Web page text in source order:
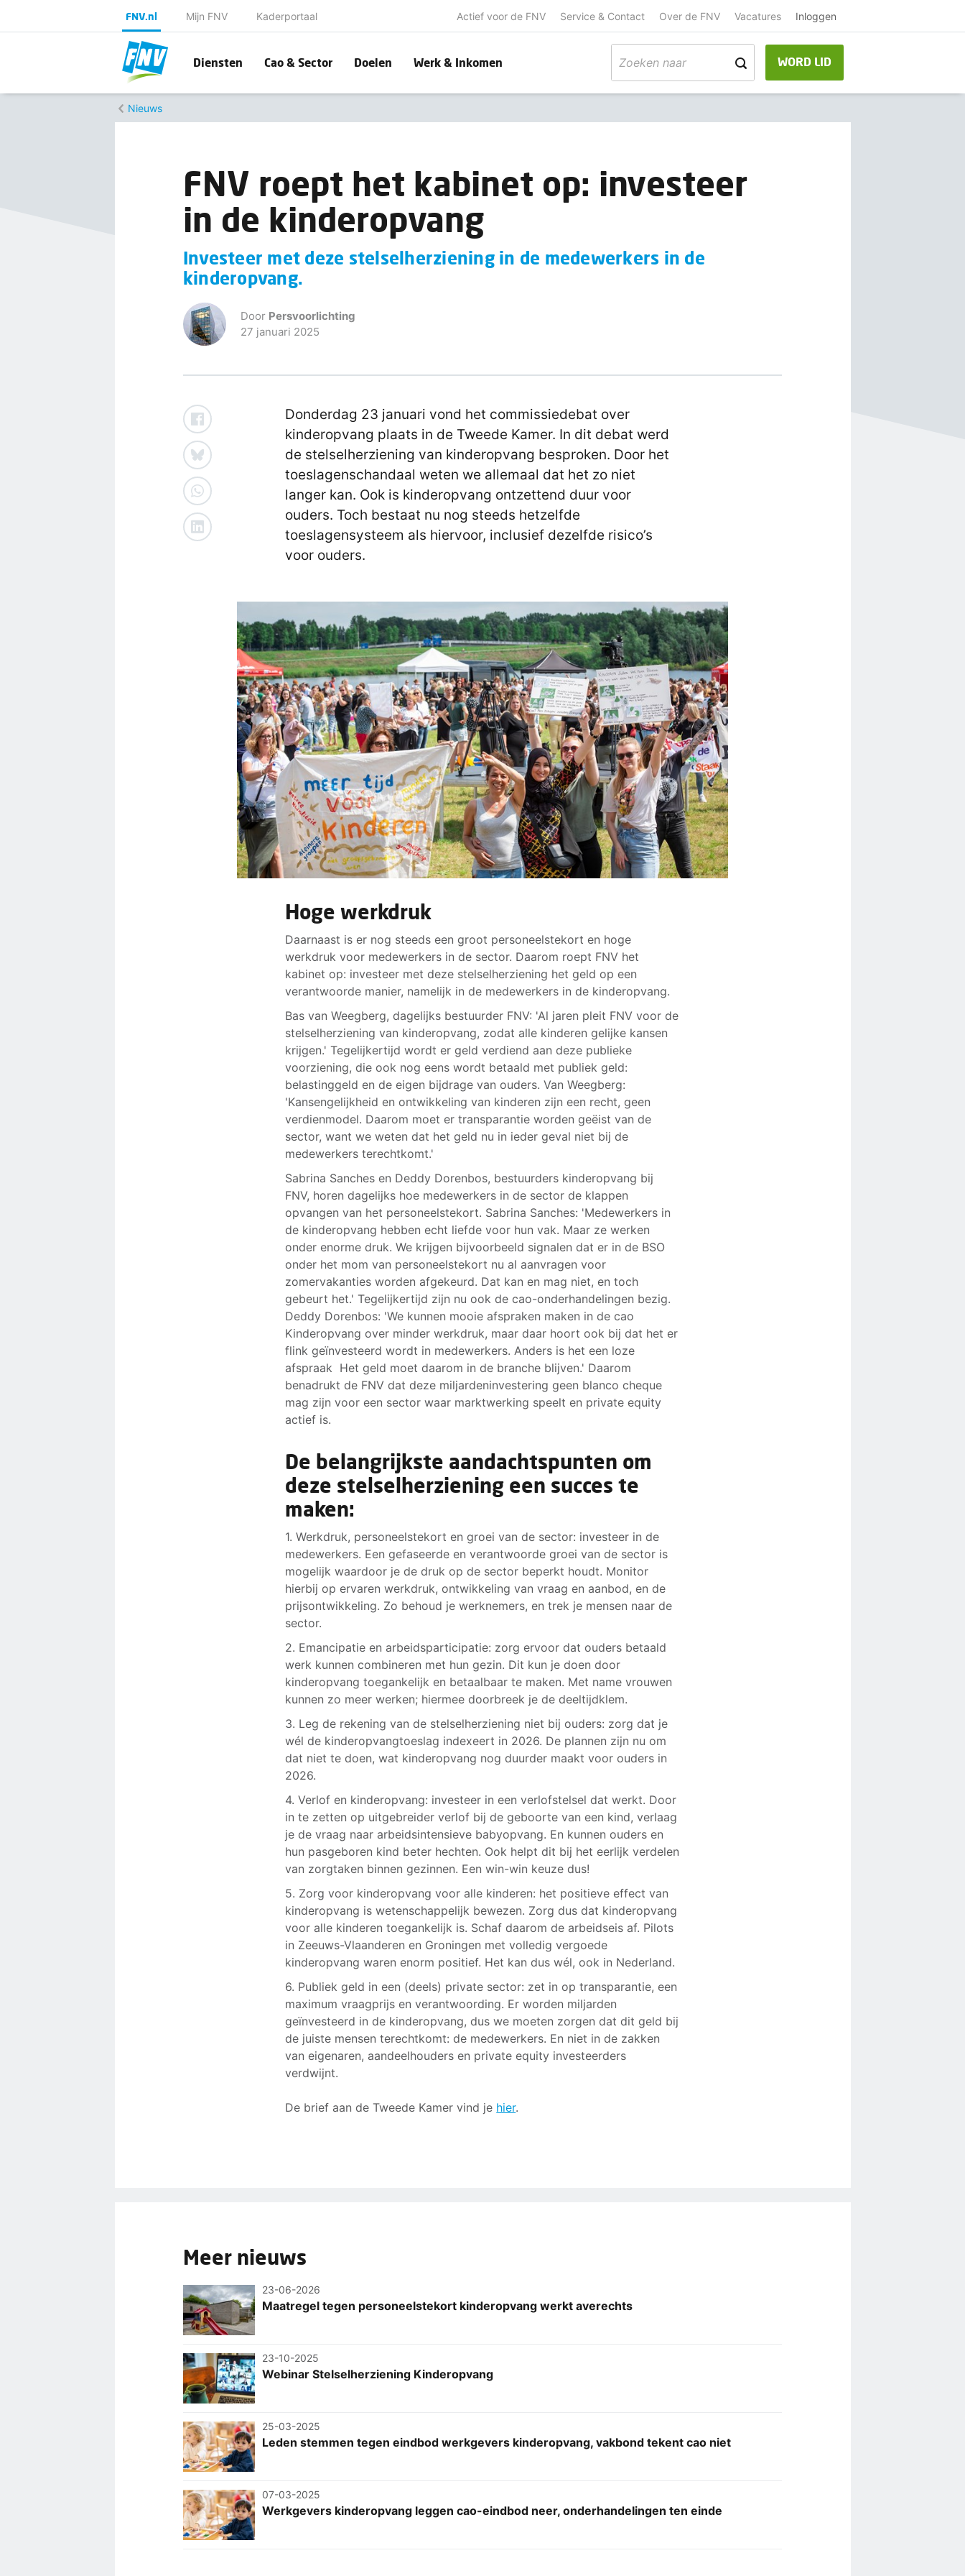
FNV.nl Mijn FNV Kaderportaal Actief voor de FNV Service & Contact Over de FNV Vacatures Inloggen
Diensten Cao & Sector Doelen Werk & Inkomen WORD LID
Nieuws
FNV roept het kabinet op: investeer
in de kinderopvang
Investeer met deze stelselherziening in de medewerkers in de
kinderopvang.
Door Persvoorlichting
27 januari 2025
Donderdag 23 januari vond het commissiedebat over
kinderopvang plaats in de Tweede Kamer. In dit debat werd
de stelselherziening van kinderopvang besproken. Door het
toeslagenschandaal weten we allemaal dat het zo niet
langer kan. Ook is kinderopvang ontzettend duur voor
ouders. Toch bestaat nu nog steeds hetzelfde
toeslagensysteem als hiervoor, inclusief dezelfde risico’s
voor ouders.
Hoge werkdruk
Daarnaast is er nog steeds een groot personeelstekort en hoge
werkdruk voor medewerkers in de sector. Daarom roept FNV het
kabinet op: investeer met deze stelselherziening het geld op een
verantwoorde manier, namelijk in de medewerkers in de kinderopvang.
Bas van Weegberg, dagelijks bestuurder FNV: 'Al jaren pleit FNV voor de
stelselherziening van kinderopvang, zodat alle kinderen gelijke kansen
krijgen.' Tegelijkertijd wordt er geld verdiend aan deze publieke
voorziening, die ook nog eens wordt betaald met publiek geld:
belastinggeld en de eigen bijdrage van ouders. Van Weegberg:
'Kansengelijkheid en ontwikkeling van kinderen zijn een recht, geen
verdienmodel. Daarom moet er transparantie worden geëist van de
sector, want we weten dat het geld nu in ieder geval niet bij de
medewerkers terechtkomt.'
Sabrina Sanches en Deddy Dorenbos, bestuurders kinderopvang bij
FNV, horen dagelijks hoe medewerkers in de sector de klappen
opvangen van het personeelstekort. Sabrina Sanches: 'Medewerkers in
de kinderopvang hebben echt liefde voor hun vak. Maar ze werken
onder enorme druk. We krijgen bijvoorbeeld signalen dat er in de BSO
onder het mom van personeelstekort nu al aanvragen voor
zomervakanties worden afgekeurd. Dat kan en mag niet, en toch
gebeurt het.' Tegelijkertijd zijn nu ook de cao-onderhandelingen bezig.
Deddy Dorenbos: 'We kunnen mooie afspraken maken in de cao
Kinderopvang over minder werkdruk, maar daar hoort ook bij dat het er
flink geïnvesteerd wordt in medewerkers. Anders is het een loze
afspraak Het geld moet daarom in de branche blijven.' Daarom
benadrukt de FNV dat deze miljardeninvestering geen blanco cheque
mag zijn voor een sector waar marktwerking speelt en private equity
actief is.
De belangrijkste aandachtspunten om
deze stelselherziening een succes te
maken:
1. Werkdruk, personeelstekort en groei van de sector: investeer in de
medewerkers. Een gefaseerde en verantwoorde groei van de sector is
mogelijk waardoor je de druk op de sector beperkt houdt. Monitor
hierbij op ervaren werkdruk, ontwikkeling van vraag en aanbod, en de
prijsontwikkeling. Zo behoud je werknemers, en trek je mensen naar de
sector.
2. Emancipatie en arbeidsparticipatie: zorg ervoor dat ouders betaald
werk kunnen combineren met hun gezin. Dit kun je doen door
kinderopvang toegankelijk en betaalbaar te maken. Met name vrouwen
kunnen zo meer werken; hiermee doorbreek je de deeltijdklem.
3. Leg de rekening van de stelselherziening niet bij ouders: zorg dat je
wél de kinderopvangtoeslag indexeert in 2026. De plannen zijn nu om
dat niet te doen, wat kinderopvang nog duurder maakt voor ouders in
2026.
4. Verlof en kinderopvang: investeer in een verlofstelsel dat werkt. Door
in te zetten op uitgebreider verlof bij de geboorte van een kind, verlaag
je de vraag naar arbeidsintensieve babyopvang. En kunnen ouders en
hun pasgeboren kind beter hechten. Ook helpt dit bij het eerlijk verdelen
van zorgtaken binnen gezinnen. Een win-win keuze dus!
5. Zorg voor kinderopvang voor alle kinderen: het positieve effect van
kinderopvang is wetenschappelijk bewezen. Zorg dus dat kinderopvang
voor alle kinderen toegankelijk is. Schaf daarom de arbeidseis af. Pilots
in Zeeuws-Vlaanderen en Groningen met volledig vergoede
kinderopvang waren enorm positief. Het kan dus wél, ook in Nederland.
6. Publiek geld in een (deels) private sector: zet in op transparantie, een
maximum vraagprijs en verantwoording. Er worden miljarden
geïnvesteerd in de kinderopvang, dus we moeten zorgen dat dit geld bij
de juiste mensen terechtkomt: de medewerkers. En niet in de zakken
van eigenaren, aandeelhouders en private equity investeerders
verdwijnt.
De brief aan de Tweede Kamer vind je hier.
Meer nieuws
23-06-2026
Maatregel tegen personeelstekort kinderopvang werkt averechts
23-10-2025
Webinar Stelselherziening Kinderopvang
25-03-2025
Leden stemmen tegen eindbod werkgevers kinderopvang, vakbond tekent cao niet
07-03-2025
Werkgevers kinderopvang leggen cao-eindbod neer, onderhandelingen ten einde